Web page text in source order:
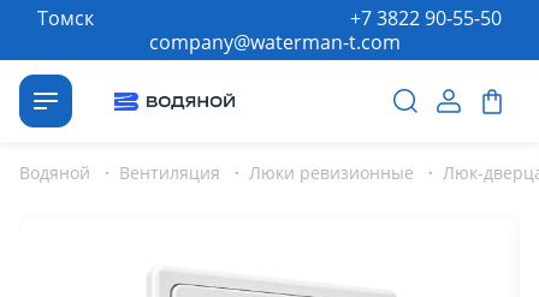
Томск
company@waterman-t.com
+7 3822 90-55-50
Водяной · Вентиляция · Люки ревизионные ·